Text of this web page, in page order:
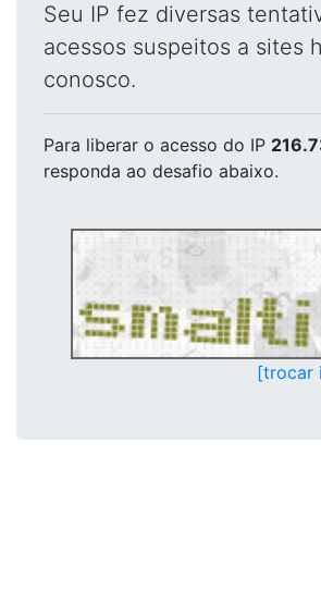
Seu IP fez diversas
acessos suspeitos a sites
conosco.
Para liberar o acesso do IP
responda ao desafio abaixo.
[trocar